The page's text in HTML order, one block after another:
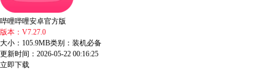
哔哩哔哩安卓官方版
版本：V7.27.0
大小：105.9MB类别：装机必备
更新时间：2026-05-22 00:16:25
立即下载